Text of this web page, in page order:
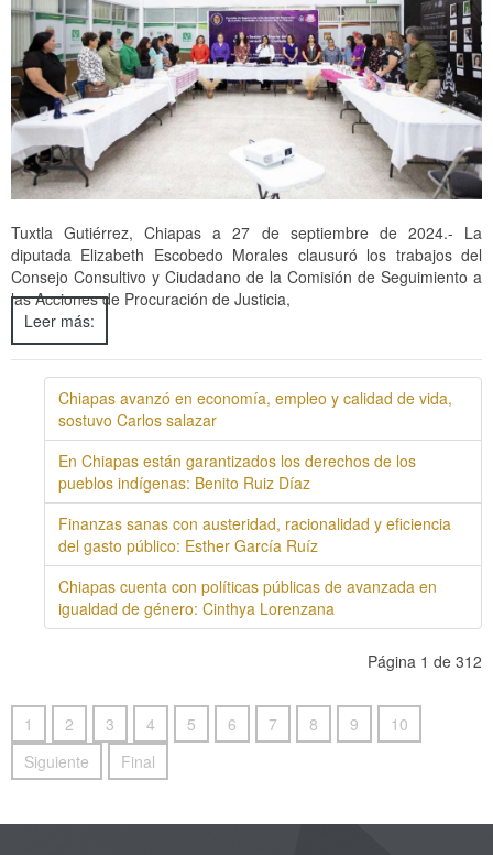
Tuxtla Gutiérrez, Chiapas a 27 de septiembre de 2024.- La
diputada Elizabeth Escobedo Morales clausuró los trabajos del
Consejo Consultivo y Ciudadano de la Comisión de Seguimiento a
las Acciones de Procuración de Justicia,
Leer más:
Chiapas avanzó en economía, empleo y calidad de vida,
sostuvo Carlos salazar
En Chiapas están garantizados los derechos de los
pueblos indígenas: Benito Ruiz Díaz
Finanzas sanas con austeridad, racionalidad y eficiencia
del gasto público: Esther García Ruíz
Chiapas cuenta con políticas públicas de avanzada en
igualdad de género: Cinthya Lorenzana
Página 1 de 312
1 2 3 4 5 6 7 8 9
10
Siguiente
Final